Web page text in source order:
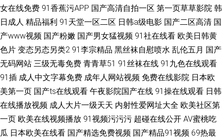
女在线免费 91香蕉污APP 国产高清自拍一区 第一页草草影院 韩
日成人 精品福利 91天堂一区二区 日韩a级电影 国产二区高清 国
产www视频 国产粉嫩 国产男女猛视频 91社在线看 欧美日韩黄
色片 变态另态另类2 91李宗精品 黑丝袜自慰喷水 乱伦五月 国产
无码网站 三级无毒免费 青青草51 91丝袜在线 91九色在线观看
91插 成人中文字幕免费 成年人网站视频 免费在线影院 日本欧
美第一页 国产ts在线观看 午夜影院国产在线 91操在线观看 日韩
在线播放视频 成人大片一级天天 内射性爱网址大全 欧美社区第
一页 欧美在线视频播放 91视频污污污 超碰在线公开 AV蜜桃吃
瓜 日本欧美在线看 国产精选免费视频 国产精品91视频 69热最